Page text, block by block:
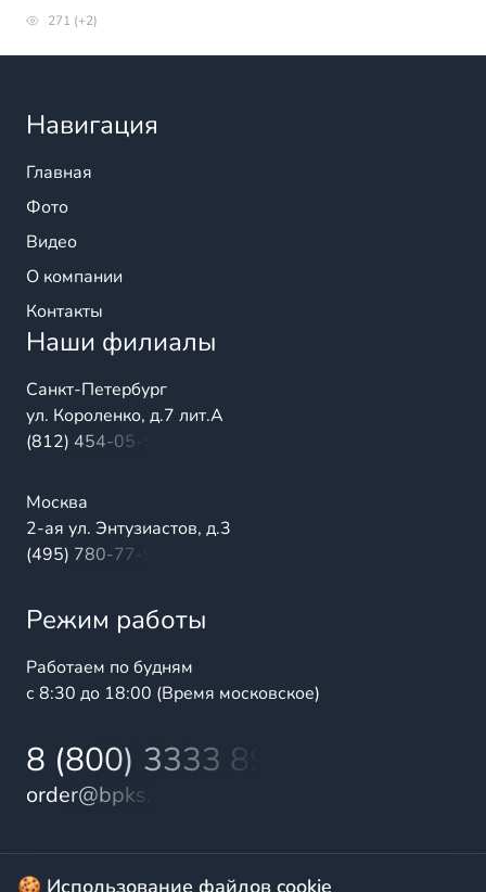
271 (+2)
Навигация
Главная
Фото
Видео
О компании
Контакты
Наши филиалы
Санкт-Петербург
ул. Короленко, д.7 лит.А
(812) 454-05-54
Москва
2-ая ул. Энтузиастов, д.3
(495) 780-77-98
Режим работы
Работаем по будням
с 8:30 до 18:00 (Время московское)
8 (800) 3333 899
order@bpks.ru
© 2025 БалтПромКомплект — комплексные поставки
🍪 Использование файлов cookie